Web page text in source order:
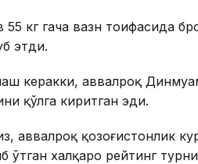
кг гача вазн тоифасида
этди.
керакки, аввалроқ
қўлга киритган эди.
аввалроқ қозоғистонлик
ўтган халқаро рейтинг